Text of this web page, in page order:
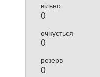
вільно
0
очікується
0
резерв
0